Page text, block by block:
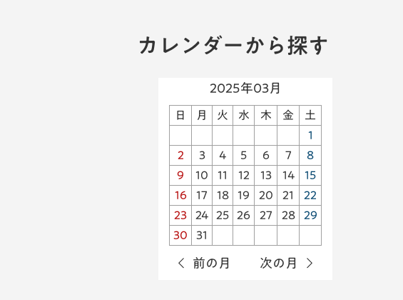
カレンダーから探す
2025年03月
日 月 火 水 木 金
土
1
2
3 4 5 6 7
8
9
10 11 12 13 14
15
16
17 18 19 20 21
22
23
24 25 26 27 28
29
30
31
前の月 次の月